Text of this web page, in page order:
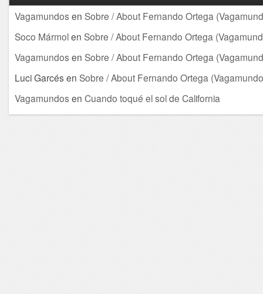
Vagamundos en Sobre / About Fernando Ortega
Soco Mármolen Sobre / About Fernando Ortega
Vagamundos en Sobre / About Fernando Ortega
Luci Garcés en Sobre / About Fernando Ortega
Vagamundos en Cuando toqué el sol de California